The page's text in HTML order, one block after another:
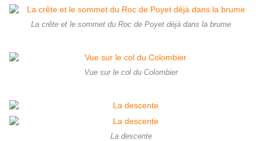
La crête et le sommet du Roc de Poyet déjà dans la brume
Vue sur le col du Colombier
La descente